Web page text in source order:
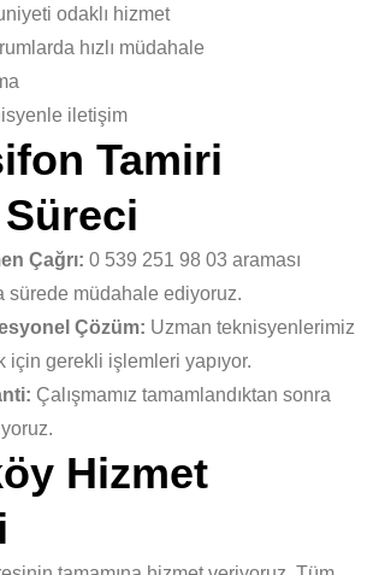
odaklı hizmet
hızlı müdahale
iletişim
Tamiri
Çağrı: 0 539 251 98 03 araması
sürede müdahale ediyoruz.
Çözüm: Uzman teknisyenlerimiz
için gerekli işlemleri yapıyor.
Çalışmamız tamamlandıktan sonra
Hizmet